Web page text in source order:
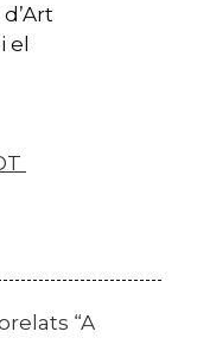
el
“A